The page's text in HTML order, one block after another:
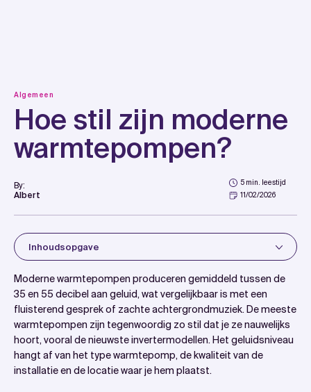
Algemeen
Hoe stil zijn moderne
warmtepompen?
By:
Albert
5 min. leestijd
11/02/2026
Inhoudsopgave
Wat is het gemiddelde geluidsniveau van moderne
warmtepompen?
Welke factoren bepalen hoeveel geluid een
warmtepomp maakt?
Hoe voorkom je geluidsoverlast voor jezelf en je
Moderne warmtepompen produceren gemiddeld tussen de
35 en 55 decibel aan geluid, wat vergelijkbaar is met een
fluisterend gesprek of zachte achtergrondmuziek. De meeste
warmtepompen zijn tegenwoordig zo stil dat je ze nauwelijks
hoort, vooral de nieuwste invertermodellen. Het geluidsniveau
hangt af van het type warmtepomp, de kwaliteit van de
installatie en de locatie waar je hem plaatst.